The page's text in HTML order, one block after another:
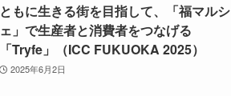
ともに生きる街を目指して、「福マルシ
ェ」で生産者と消費者をつなげる
「Tryfe」（ICC FUKUOKA 2025）
2025年6月2日